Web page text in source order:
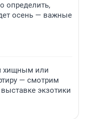
определить,
осень — важные
хищным или
— смотрим
экзотики